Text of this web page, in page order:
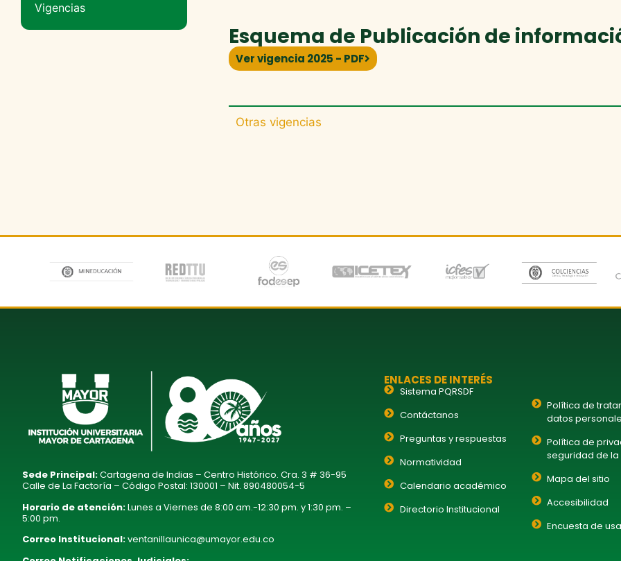
Vigencias
Esquema de Publicación de
Ver vigencia 2025 - PDF
Otras vigencias
Sede Principal:Cartagena de Indias – Centro Histórico. Cra. 3 # 36-95
Calle de La Factoría – Código Postal: 130001 – Nit. 890480054-5
Horario de atención:Lunes a Viernes de 8:00 am.-12:30 pm. y 1:30 pm. –
5:00 pm.
Correo Institucional:ventanillaunica@umayor.edu.co
ENLACES DE INTERÉS
Sistema PQRSDF
Contáctanos
Preguntas y respuestas
Normatividad
Calendario académico
Directorio Institucional
Política de
datos
Política de
seguridad de
Mapa del sitio
Accesibilidad
Encuesta de